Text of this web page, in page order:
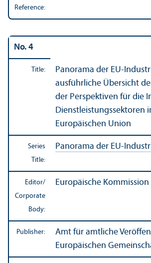
Reference:
No. 4
Title: Panorama der EU-
ausführliche Übersicht
der Perspektiven für die
Dienstleistungssektoren
Europäischen Union
Series
Title:
Panorama der EU-
Editor/
Corporate
Body:
Europäische Kommission
Publisher:
Amt für amtliche
Europäischen